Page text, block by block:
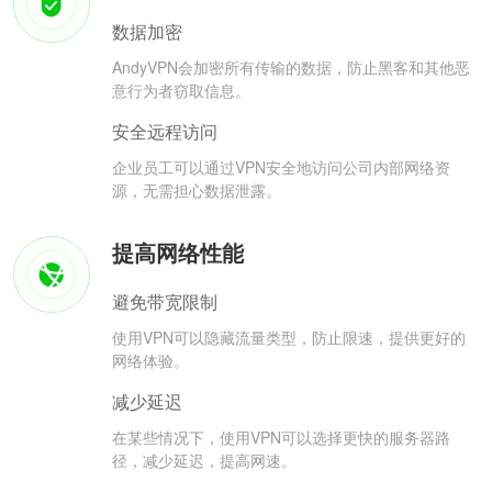
数据加密
AndyVPN会加密所有传输的数据，防止黑客和其他恶
意行为者窃取信息。
安全远程访问
企业员工可以通过VPN安全地访问公司内部网络资
源，无需担心数据泄露。
提高网络性能
避免带宽限制
使用VPN可以隐藏流量类型，防止限速，提供更好的
网络体验。
减少延迟
在某些情况下，使用VPN可以选择更快的服务器路
径，减少延迟，提高网速。